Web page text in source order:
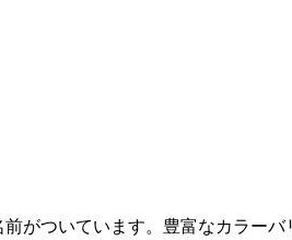
がついています。豊富なカラー